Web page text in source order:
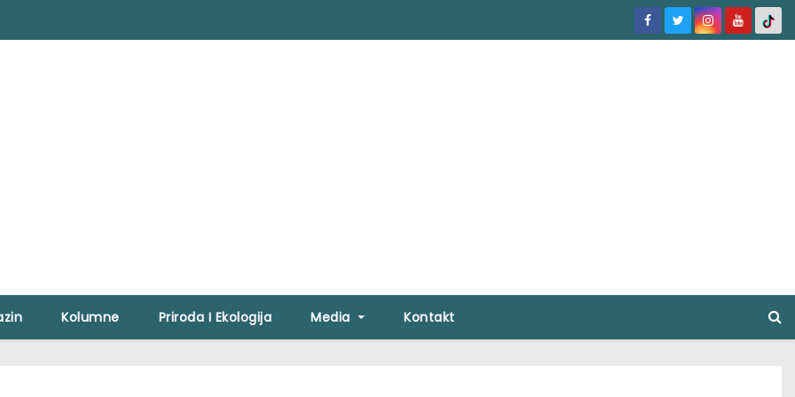
Kolumne Priroda I Ekologija Media Kontakt